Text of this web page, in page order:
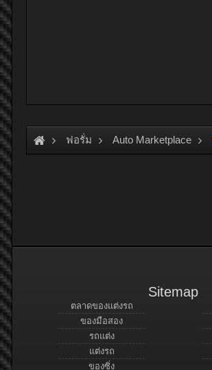
ฟอรั่ม Auto Marketplace
Sitemap
ตลาดของแต่งรถ
ของมือสอง
รถแต่ง
แต่งรถ
ของซิ่ง